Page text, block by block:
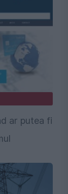
ar putea fi